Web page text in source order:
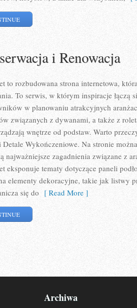
i Renowacja
to rozbudowana strona internetowa,
To serwis, w którym inspiracje łączą
w planowaniu atrakcyjnych
związanych z dywanami, a także z
wnętrze od podstaw. Warto
Wykończeniowe. Na stronie
najważniejsze zagadnienia związane z
eksponuje tematy dotyczące paneli
elementy dekoracyjne, takie jak listwy
się do [ Read More ]
Archiwa